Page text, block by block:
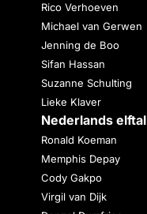
Rico Verhoeven
Michael van Gerwen
Jenning de Boo
Sifan Hassan
Suzanne Schulting
Lieke Klaver
Nederlands elftal
Ronald Koeman
Memphis Depay
Cody Gakpo
Virgil van Dijk